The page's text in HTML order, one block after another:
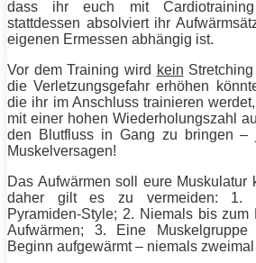
dass ihr euch mit Cardiotraining
stattdessen absolviert ihr
eigenen Ermessen abhängig ist.
Vor demTraining wird kein
die Verletzungsgefahr erhöhen
die ihr im Anschluss trainieren
mit einer hohen Wiederholungszahl
den Blutfluss in Gang zu bringen –
Muskelversagen!
Das Aufwärmen soll eure Muskulatur
daher gilt es zu vermeiden: 1.
Pyramiden-Style; 2. Niemals bis zum
Aufwärmen; 3. Eine
Beginn aufgewärmt – niemals zweimal